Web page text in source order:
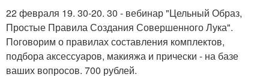
22 февраля 19. 30-20. 30 - вебинар "Цельный Образ,
Простые Правила Создания Совершенного Лука".
Поговорим о правилах составления комплектов,
подбора аксессуаров, макияжа и прически - на базе
ваших вопросов. 700 рублей.